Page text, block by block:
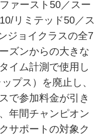
ァースト50／スー
リミテッド50／ス
ジョイクラスの全7
ズンからの大きな
イム計測で使用し
プス）を廃止し、
で参加料金が引き
年間チャンピオン
サポートの対象ク